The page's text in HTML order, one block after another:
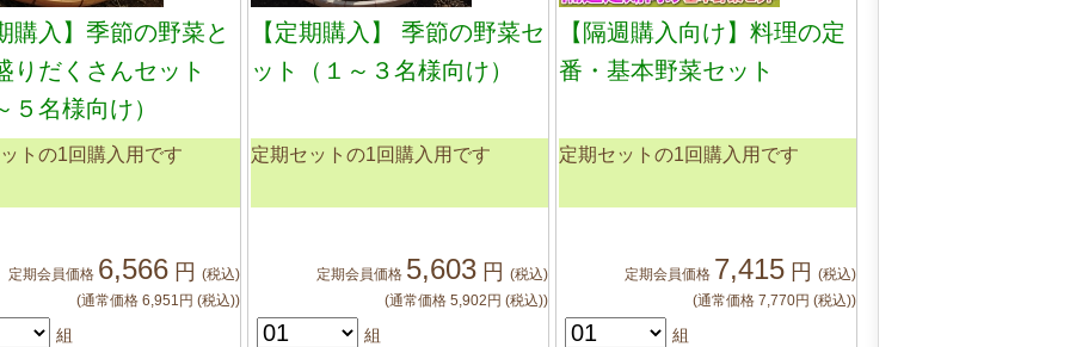
購入】季節の野菜と
りだくさんセット
５名様向け）
トの1回購入用です
定期会員価格 6,566 円(税込)
(通常価格6,951 円(税込))
組
【定期購入】 季節の野菜セ
ット（１～３名様向け）
定期セットの1回購入用です
定期会員価格 5,603 円(税込)
(通常価格5,902 円(税込))
組
【隔週購入向け】料理の定
番・基本野菜セット
定期セットの1回購入用です
定期会員価格 7,415 円(税込)
(通常価格7,770円(税込))
組